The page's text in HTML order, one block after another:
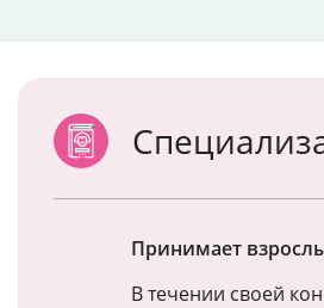
Принимает
В течении своей